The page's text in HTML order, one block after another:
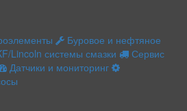
Буровое и нефтяное
Lincoln системы смазки
Сервис
Датчики и мониторинг